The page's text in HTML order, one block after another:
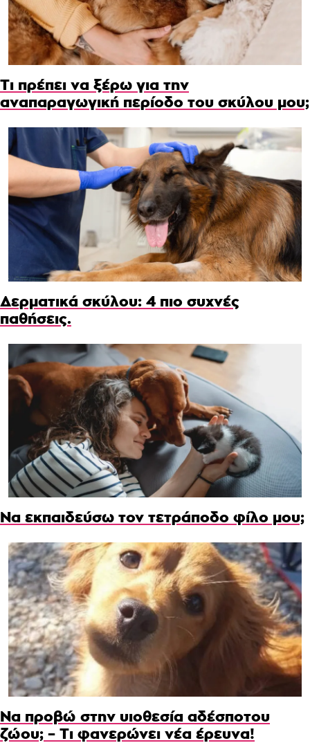
Τι πρέπει να ξέρω για την
αναπαραγωγική περίοδο του σκύλου μου;
Δερματικά σκύλου: 4 πιο συχνές
παθήσεις.
Να εκπαιδεύσω τον τετράποδο φίλο μου;
Να προβώ στην υιοθεσία αδέσποτου
ζώου; – Τι φανερώνει νέα έρευνα!